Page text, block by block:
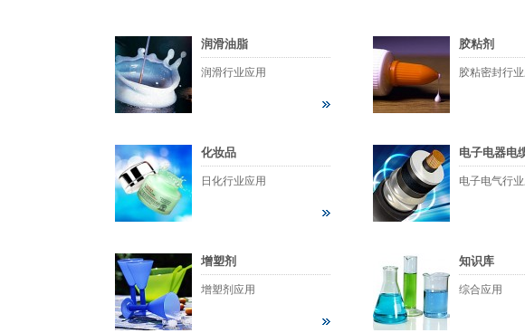
润滑油脂
润滑行业应用
胶粘剂
胶粘密封行
化妆品
日化行业应用
电子电器电
电子电气行
增塑剂
增塑剂应用
知识库
综合应用